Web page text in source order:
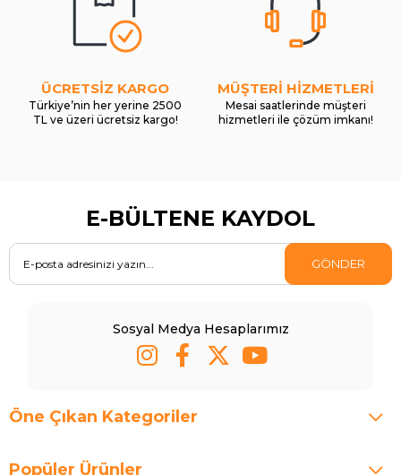
ÜCRETSİZ KARGO
Türkiye’nin her yerine 2500
TL ve üzeri ücretsiz kargo!
MÜŞTERİ HİZMETLERİ
Mesai saatlerinde müşteri
hizmetleri ile çözüm imkanı!
E-BÜLTENE KAYDOL
GÖNDER
Sosyal Medya Hesaplarımız
Öne Çıkan Kategoriler
Popüler Ürünler